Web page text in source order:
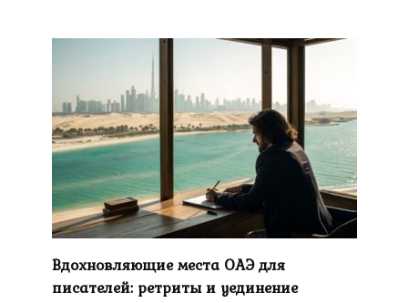
Вдохновляющие места ОАЭ для
писателей: ретриты и уединение